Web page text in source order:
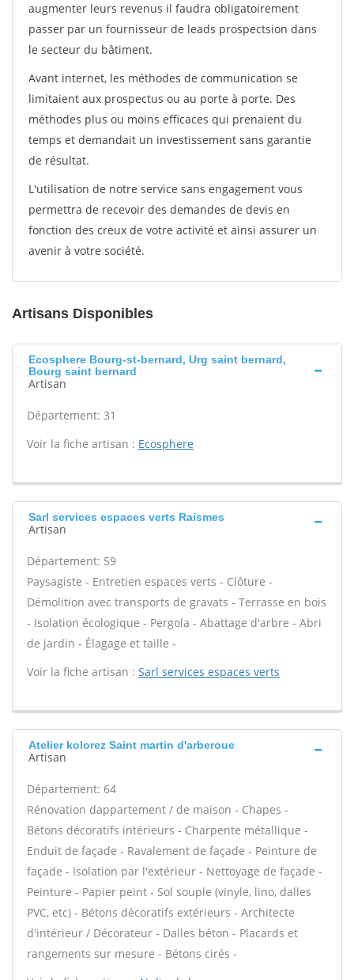
augmenter leurs revenus il faudra obligatoirement
passer par un fournisseur de leads prospectsion dans
le secteur du bâtiment.
Avant internet, les méthodes de communication se
limitaient aux prospectus ou au porte à porte. Des
méthodes plus ou moins efficaces qui prenaient du
temps et demandait un investissement sans garantie
de résultat.
L'utilisation de notre service sans engagement vous
permettra de recevoir des demandes de devis en
fonction des creux de votre activité et ainsi assurer un
avenir à votre société.
Artisans Disponibles
Ecosphere Bourg-st-bernard, Urg saint bernard,
Bourg saint bernard
Artisan
Département: 31
Voir la fiche artisan : Ecosphere
Sarl services espaces verts Raismes
Artisan
Département: 59
Paysagiste - Entretien espaces verts - Clôture -
Démolition avec transports de gravats - Terrasse en bois
- Isolation écologique - Pergola - Abattage d'arbre - Abri
de jardin - Élagage et taille -
Voir la fiche artisan : Sarl services espaces verts
Atelier kolorez Saint martin d'arberoue
Artisan
Département: 64
Rénovation dappartement / de maison - Chapes -
Bétons décoratifs intérieurs - Charpente métallique -
Enduit de façade - Ravalement de façade - Peinture de
façade - Isolation par l'extérieur - Nettoyage de façade -
Peinture - Papier peint - Sol souple (vinyle, lino, dalles
PVC, etc) - Bétons décoratifs extérieurs - Architecte
d'intérieur / Décorateur - Dalles béton - Placards et
rangements sur mesure - Bétons cirés -